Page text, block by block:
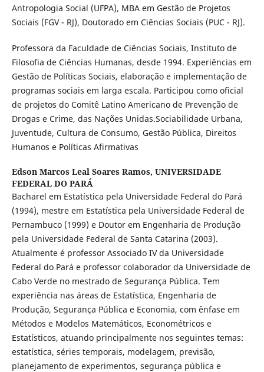
Antropologia Social (UFPA), MBA em Gestão de Projetos
Sociais (FGV - RJ), Doutorado em Ciências Sociais (PUC - RJ).
Professora da Faculdade de Ciências Sociais, Instituto de
Filosofia de Ciências Humanas, desde 1994. Experiências em
Gestão de Políticas Sociais, elaboração e implementação de
programas sociais em larga escala. Participou como oficial
de projetos do Comitê Latino Americano de Prevenção de
Drogas e Crime, das Nações Unidas.Sociabilidade Urbana,
Juventude, Cultura de Consumo, Gestão Pública, Direitos
Humanos e Políticas Afirmativas
Edson Marcos Leal Soares Ramos, UNIVERSIDADE
FEDERAL DO PARÁ
Bacharel em Estatística pela Universidade Federal do Pará
(1994), mestre em Estatística pela Universidade Federal de
Pernambuco (1999) e Doutor em Engenharia de Produção
pela Universidade Federal de Santa Catarina (2003).
Atualmente é professor Associado IV da Universidade
Federal do Pará e professor colaborador da Universidade de
Cabo Verde no mestrado de Segurança Pública. Tem
experiência nas áreas de Estatística, Engenharia de
Produção, Segurança Pública e Economia, com ênfase em
Métodos e Modelos Matemáticos, Econométricos e
Estatísticos, atuando principalmente nos seguintes temas:
estatística, séries temporais, modelagem, previsão,
planejamento de experimentos, segurança pública e